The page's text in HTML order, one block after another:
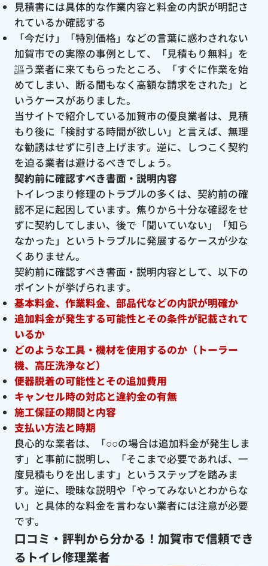
見積書には具体的な作業内容と料金の内訳が明記さ
れているか確認する
「今だけ」「特別価格」などの言葉に惑わされない
加賀市での実際の事例として、「見積もり無料」を
謳う業者に来てもらったところ、「すぐに作業を始
めてしまい、断る間もなく高額な請求をされた」と
いうケースがありました。
当サイトで紹介している加賀市の優良業者は、見積
もり後に「検討する時間が欲しい」と言えば、無理
な勧誘はせずに引き上げます。逆に、しつこく契約
を迫る業者は避けるべきでしょう。
契約前に確認すべき書面・説明内容
トイレつまり修理のトラブルの多くは、契約前の確
認不足に起因しています。焦りから十分な確認をせ
ずに契約してしまい、後で「聞いていない」「知ら
なかった」というトラブルに発展するケースが少な
くありません。
契約前に確認すべき書面・説明内容として、以下の
ポイントが挙げられます。
基本料金、作業料金、部品代などの内訳が明確か
追加料金が発生する可能性とその条件が記載されて
いるか
どのような工具・機材を使用するのか（トーラー
機、高圧洗浄など）
便器脱着の可能性とその追加費用
キャンセル時の対応と違約金の有無
施工保証の期間と内容
支払い方法と時期
良心的な業者は、「○○の場合は追加料金が発生しま
す」と事前に説明し、「そこまで必要であれば、一
度見積もりを出します」というステップを踏みま
す。逆に、曖昧な説明や「やってみないとわからな
い」と具体的な料金を言わない業者には注意が必要
です。
口コミ・評判から分かる！加賀市で信頼でき
るトイレ修理業者